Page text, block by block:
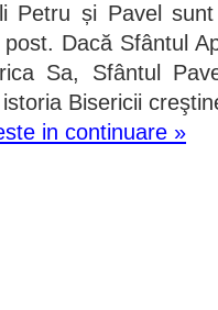
Petru și Pavel
Dacă Sfântul
Sa, Sfântul
Bisericii
in continuare »